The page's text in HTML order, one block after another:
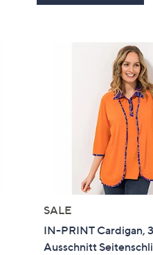
SALE
IN-PRINT Cardigan,
Ausschnitt